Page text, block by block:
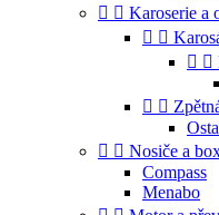
  Karoserie a
 
 
 
  Nosiče a
Compass
Menabo